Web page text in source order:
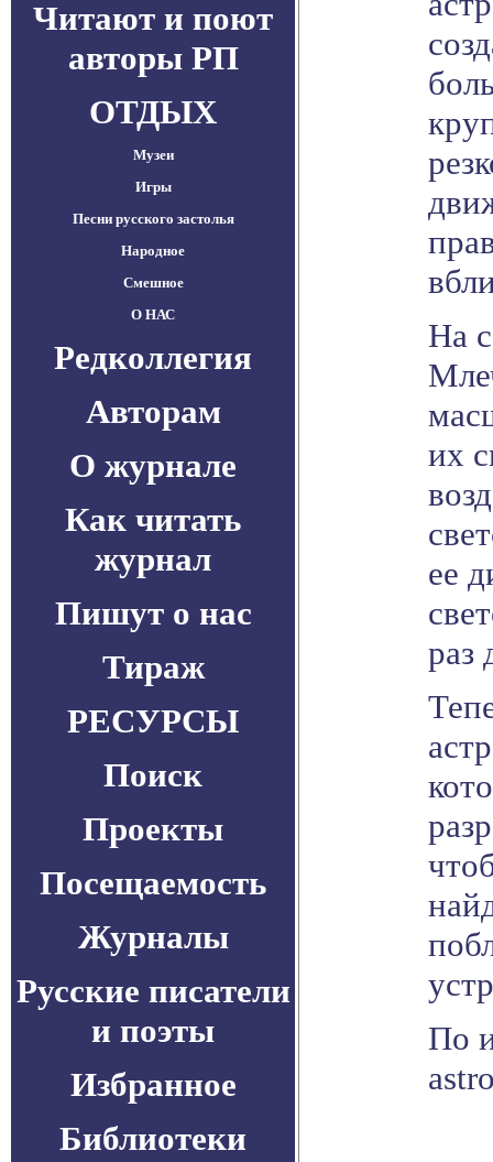
Читают и поют
авторы РП
ОТДЫХ
Музеи
Игры
Песни русского застолья
Народное
Смешное
О НАС
Редколлегия
Авторам
О журнале
Как читать
журнал
Пишут о нас
Тираж
РЕСУРСЫ
Поиск
Проекты
Посещаемость
Журналы
Русские писатели
и поэты
Избранное
Библиотеки
На
их
ее
раз
По